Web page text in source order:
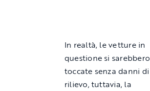
In realtà, le vetture in
questione si sarebbero
toccate senza danni di
rilievo, tuttavia, la